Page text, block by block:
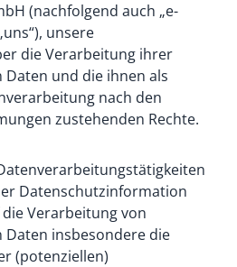
(nachfolgend auch „e-
unsere
die Verarbeitung ihrer
und die ihnen als
nach den
zustehenden Rechte.
Datenschutzinformation
Verarbeitung von
Daten insbesondere die
(potenziellen)